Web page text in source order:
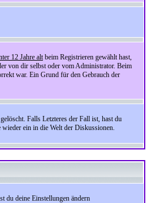
12 Jahre altbeim Registrieren gewählt hast,
von dir selbst oder vom Administrator. Beim
war. Ein Grund für den Gebrauch der
Falls Letzteres der Fall ist, hast du
ein in die Welt der Diskussionen.
du deine Einstellungen ändern